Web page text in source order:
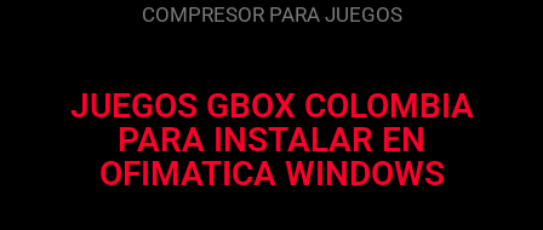
COMPRESOR PARA JUEGOS
JUEGOS GBOX COLOMBIA
PARA INSTALAR EN
OFIMATICA WINDOWS